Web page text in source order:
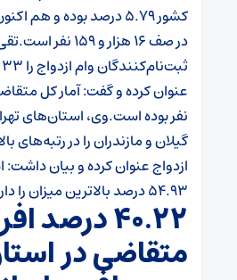
کشور ۵.۷۹ درصد بوده و
در صف ۱۶ هزار و ۱۵۹ نفر است.
نفر بوده است.وی، استان‌های
گیلان و مازندران را در رتبه‌های
ازدواج عنوان کرده و بیان داشت:
۵۴.۹۳ درصد بالاترین میزان را داراست.
۴۰.۲۲ درصد
متقاضی در